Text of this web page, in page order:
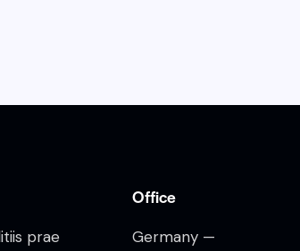
prae
Office
Germany —